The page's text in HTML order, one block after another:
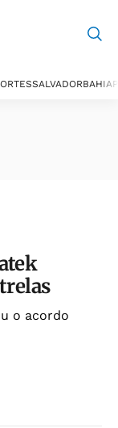
SALVADORBAHIA
o acordo